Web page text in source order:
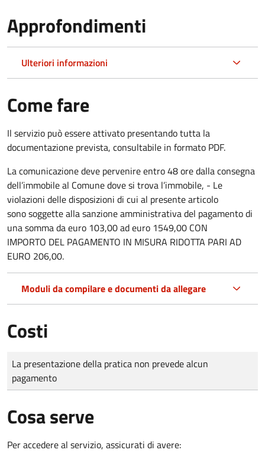
Approfondimenti
Ulteriori informazioni
Come fare
Il servizio può essere attivato presentando tutta la
documentazione prevista, consultabile in formato PDF.
La comunicazione deve pervenireentro 48 oredalla consegna
dell’immobile al Comune dove si trova l’immobile, - Le
violazioni delle disposizioni di cui al presente articolo
sono soggette alla sanzione amministrativa del pagamento di
una somma da euro 103,00 ad euro 1549,00 CON
IMPORTO DEL PAGAMENTO IN MISURA RIDOTTA PARI AD
EURO 206,00.
Moduli da compilare e documenti da allegare
Costi
Tipo di pagamento
Importo
La presentazione della pratica non prevede alcun
pagamento
Cosa serve
Per accedere al servizio, assicurati di avere: